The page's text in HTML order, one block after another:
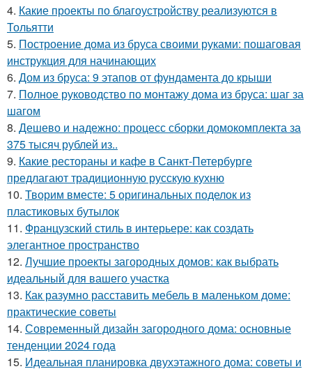
4. Какие проекты по благоустройству реализуются в
Тольятти
5. Построение дома из бруса своими руками: пошаговая
инструкция для начинающих
6. Дом из бруса: 9 этапов от фундамента до крыши
7. Полное руководство по монтажу дома из бруса: шаг за
шагом
8. Дешево и надежно: процесс сборки домокомплекта за
375 тысяч рублей из..
9. Какие рестораны и кафе в Санкт-Петербурге
предлагают традиционную русскую кухню
10. Творим вместе: 5 оригинальных поделок из
пластиковых бутылок
11. Французский стиль в интерьере: как создать
элегантное пространство
12. Лучшие проекты загородных домов: как выбрать
идеальный для вашего участка
13. Как разумно расставить мебель в маленьком доме:
практические советы
14. Современный дизайн загородного дома: основные
тенденции 2024 года
15. Идеальная планировка двухэтажного дома: советы и